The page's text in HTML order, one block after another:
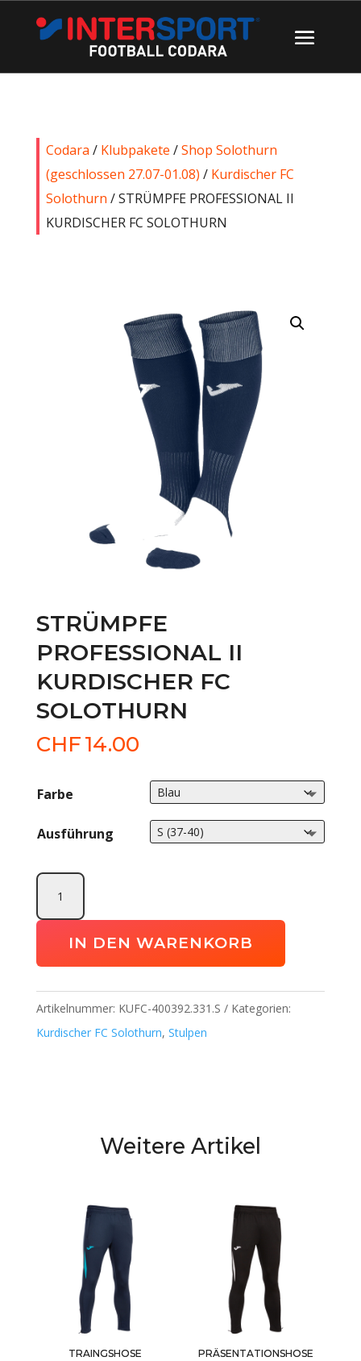
Codara / Klubpakete /Shop Solothurn
(geschlossen 27.07-01.08) / Kurdischer FC
Solothurn / STRÜMPFE PROFESSIONAL II
KURDISCHER FC SOLOTHURN
STRÜMPFE
PROFESSIONAL II
KURDISCHER FC
SOLOTHURN
CHF14.00
Farbe
Ausführung
STRÜMPFE
SOLOTHURN
Menge
IN DEN WARENKORB
Artikelnummer: KUFC-400392.331.S
Kategorien:
Kurdischer FC Solothurn, Stulpen
Weitere Artikel
TRAINGSHOSE
PRÄSENTATIONSHOSE